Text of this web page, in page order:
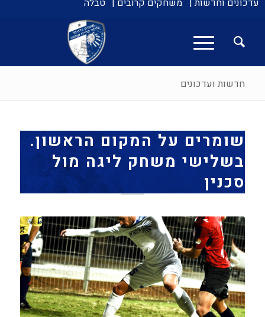
עדכונים וחדשות | משחקים קרובים | טבלה
חדשות ועדכונים
שומרים על המקום הראשון.
בשלישי משחק ליגה מול
סכנין